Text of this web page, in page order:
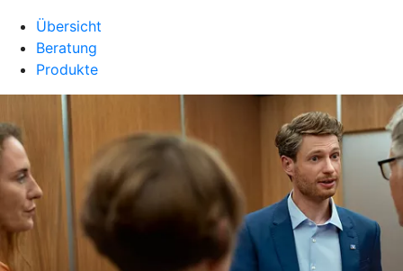
Übersicht
Beratung
Produkte